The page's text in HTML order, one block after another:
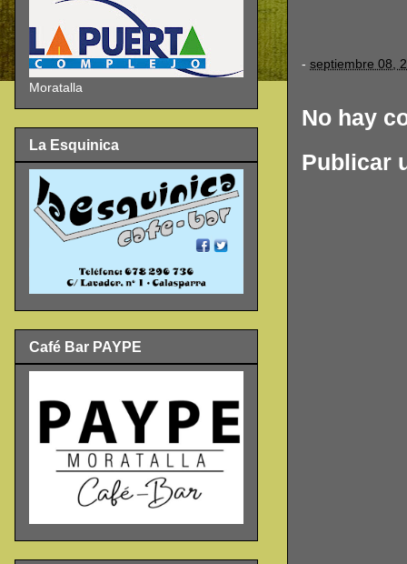
- septiembre 08,
No hay
Publicar
Moratalla
La Esquinica
Café Bar PAYPE